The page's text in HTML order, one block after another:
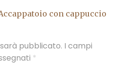
con cappuccio
pubblicato. I campi
*